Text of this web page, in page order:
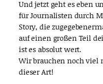
Und jetzt geht es eben
für Journalisten durch
Story, die
auf einen großen Teil
ist es absolut wert.
Wir brauchen noch viel
dieser Art!